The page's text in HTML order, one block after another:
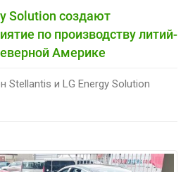
Solution создают
по производству литий-
Америке
Stellantis и LG Energy Solution